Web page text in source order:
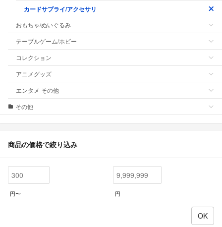
カードサプライ/アクセサリ
おもちゃ/ぬいぐるみ
テーブルゲーム/ホビー
コレクション
アニメグッズ
エンタメ その他
その他
商品の価格で絞り込み
円〜 円